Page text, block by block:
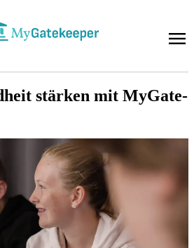
stär­ken mit My­Ga­te­